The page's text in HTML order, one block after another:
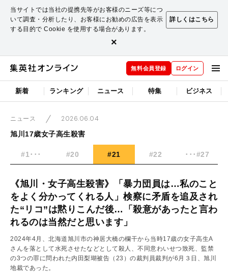
当サイトでは当社の提携先等がお客様のニーズ等につ
いて調査・分析したり、お客様にお勧めの広告を表示
する目的で Cookie を使用する場合があります。
詳しくはこちら
×
無料会員登録 ログイン
新着 ランキング ニュース 特集 ビジネス
ニュース
2026.06.04
旭川17歳女子高生殺害
#1･･･ #20 #21 #22 ･･･#27
《旭川・女子高生殺害》「暴力団員は…私のこと
をよく分かってくれる人」検察に矛盾を追及され
た“リコ”は黙りこんだ後…「殺意があったと言わ
れるのは当然だと思います」
2024年4月、北海道旭川市の神居大橋の欄干から当時17歳の女子高生A
さんを落として水死させたなどとして殺人、不同意わいせつ致死、監禁
の3つの罪に問われた内田梨瑚被告（23）の裁判員裁判が6月３日、旭川
地裁であった。